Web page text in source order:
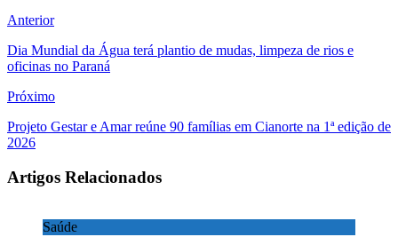
Anterior
Dia Mundial da Água terá plantio de mudas, limpeza de rios e
oficinas no Paraná
Próximo
Projeto Gestar e Amar reúne 90 famílias em Cianorte na 1ª edição de
2026
Artigos Relacionados
Saúde